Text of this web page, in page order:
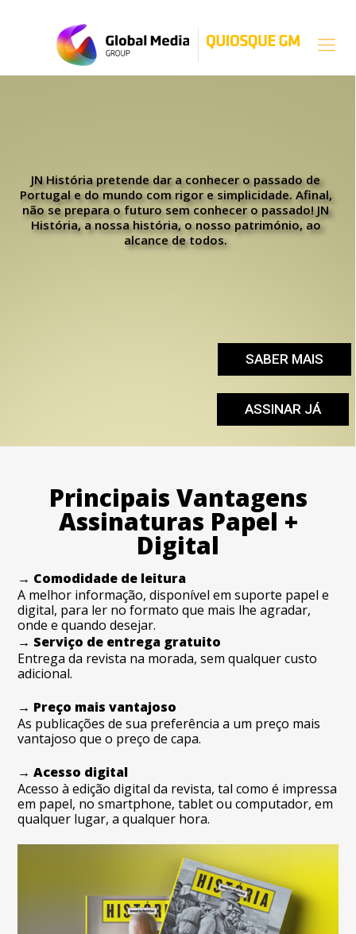
JN História pretende dar a conhecer o passado de
Portugal e do mundo com rigor e simplicidade. Afinal,
não se prepara o futuro sem conhecer o passado! JN
História, a nossa história, o nosso património, ao
alcance de todos.
SABER MAIS
ASSINAR JÁ
Principais Vantagens
Assinaturas Papel +
Digital
→ Comodidade de leitura
A melhor informação, disponível em suporte papel e
digital, para ler no formato que mais lhe agradar,
onde e quando desejar.
→ Serviço de entrega gratuito
Entrega da revista na morada, sem qualquer custo
adicional.
→ Preço mais vantajoso
As publicações de sua preferência a um preço mais
vantajoso que o preço de capa.
→ Acesso digital
Acesso à edição digital da revista, tal como é impressa
em papel, no smartphone, tablet ou computador, em
qualquer lugar, a qualquer hora.